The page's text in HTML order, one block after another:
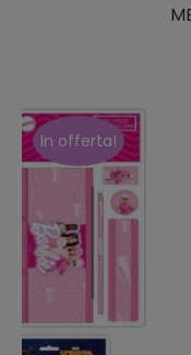
In offerta!